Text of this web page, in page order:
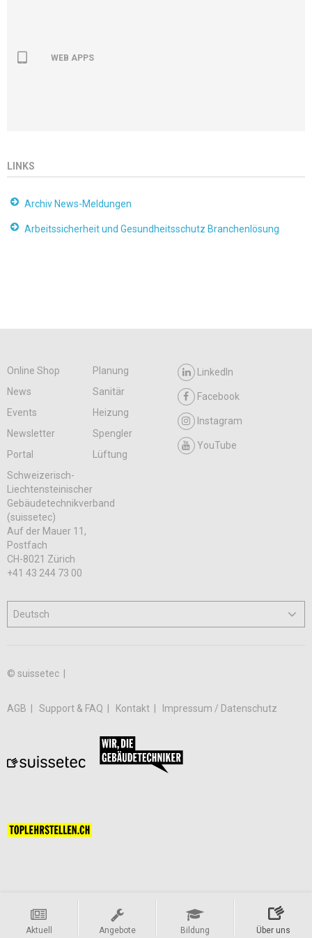
WEB APPS
LINKS
Archiv News-Meldungen
Arbeitssicherheit und Gesundheitsschutz Branchenlösung
Online Shop
Planung
News
Sanitär
Events
Heizung
Newsletter
Spengler
Portal
Lüftung
LinkedIn
Facebook
Instagram
YouTube
Schweizerisch-
Liechtensteinischer
Gebäudetechnikverband
(suissetec)
Auf der Mauer 11,
Postfach
CH-8021 Zürich
+41 43 244 73 00
© suissetec |
AGB Support & FAQ Kontakt Impressum / Datenschutz
Aktuell Angebote Bildung Über uns